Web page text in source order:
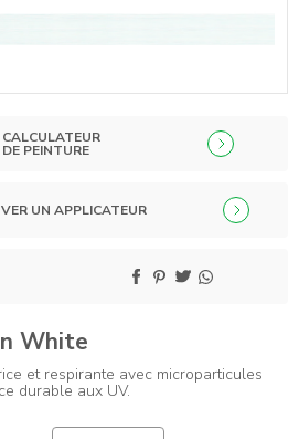
CALCULATEUR
DE PEINTURE
UN APPLICATEUR
White
et respirante avec microparticules
durable aux UV.